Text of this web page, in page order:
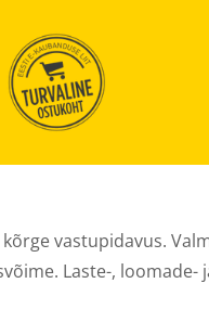
vastupidavus.
Laste-, loomade-